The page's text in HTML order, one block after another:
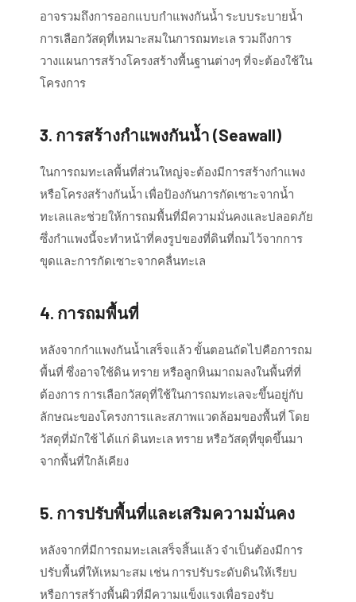
อาจรวมถึงการออกแบบกำแพงกันน้ำ ระบบระบายน้ำ
การเลือกวัสดุที่เหมาะสมในการถมทะเล รวมถึงการ
วางแผนการสร้างโครงสร้างพื้นฐานต่างๆ ที่จะต้องใช้ใน
โครงการ
3. การสร้างกำแพงกันน้ำ (Seawall)
ในการถมทะเลพื้นที่ส่วนใหญ่จะต้องมีการสร้างกำแพง
หรือโครงสร้างกันน้ำ เพื่อป้องกันการกัดเซาะจากน้ำ
ทะเลและช่วยให้การถมพื้นที่มีความมั่นคงและปลอดภัย
ซึ่งกำแพงนี้จะทำหน้าที่คงรูปของที่ดินที่ถมไว้จากการ
ขุดและการกัดเซาะจากคลื่นทะเล
4. การถมพื้นที่
หลังจากกำแพงกันน้ำเสร็จแล้ว ขั้นตอนถัดไปคือการถม
พื้นที่ ซึ่งอาจใช้ดิน ทราย หรือลูกหินมาถมลงในพื้นที่ที่
ต้องการ การเลือกวัสดุที่ใช้ในการถมทะเลจะขึ้นอยู่กับ
ลักษณะของโครงการและสภาพแวดล้อมของพื้นที่ โดย
วัสดุที่มักใช้ ได้แก่ ดินทะเล ทราย หรือวัสดุที่ขุดขึ้นมา
จากพื้นที่ใกล้เคียง
5. การปรับพื้นที่และเสริมความมั่นคง
หลังจากที่มีการถมทะเลเสร็จสิ้นแล้ว จำเป็นต้องมีการ
ปรับพื้นที่ให้เหมาะสม เช่น การปรับระดับดินให้เรียบ
หรือการสร้างพื้นผิวที่มีความแข็งแรงเพื่อรองรับ